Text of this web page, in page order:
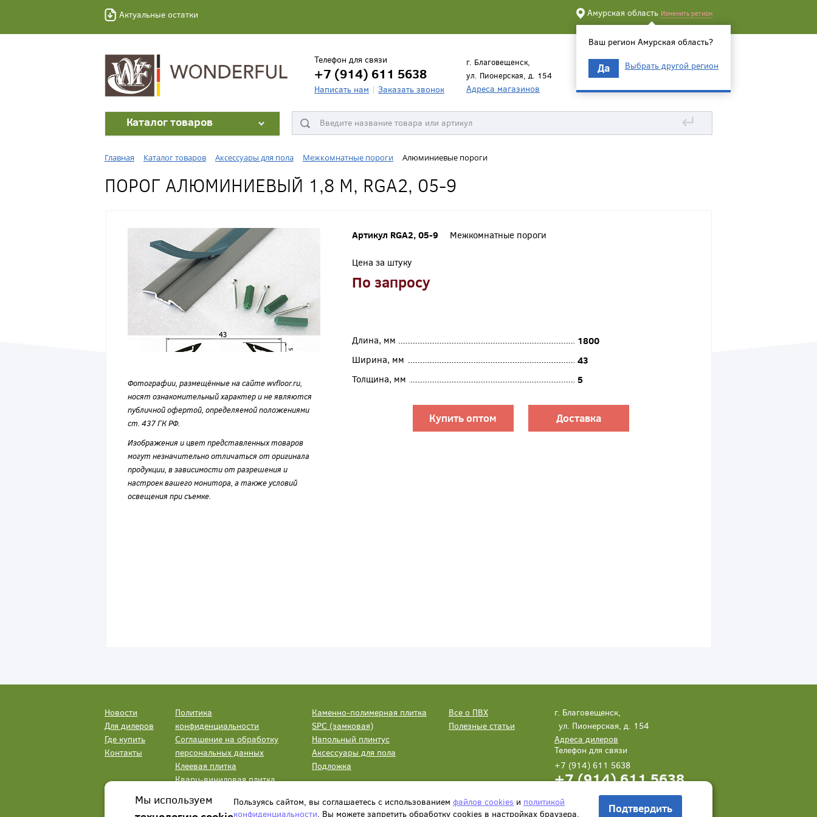
Актуальные остатки Амурская область Изменить регион
Ваш регион Амурская область?
Да Выбрать другой регион
Телефон для связи
+7 (914) 611 5638
Написать нам Заказать звонок
г. Благовещенск,
ул. Пионерская, д. 154
Адреса магазинов
Каталог товаров ↵
Главная Каталог товаров Аксессуары для пола Межкомнатные пороги Алюминиевые пороги
ПОРОГ АЛЮМИНИЕВЫЙ 1,8 М, RGA2, 05-9
Фотографии, размещённые на сайте wvfloor.ru,
носят ознакомительный характер и не являются
публичной офертой, определяемой положениями
ст. 437 ГК РФ.
Изображения и цвет представленных товаров
могут незначительно отличаться от оригинала
продукции, в зависимости от разрешения и
настроек вашего монитора, а также условий
освещения при съемке.
Артикул RGA2, 05-9 Межкомнатные пороги
Цена за штуку
По запросу
Длина, мм
1800
Ширина, мм
43
Толщина, мм
5
Купить оптом Доставка
Новости
Для дилеров
Где купить
Контакты
Политика
конфиденциальности
Соглашение на обработку
персональных данных
Клеевая плитка
Кварц-виниловая плитка
Каменно-полимерная плитка
SPC (замковая)
Напольный плинтус
Аксессуары для пола
Подложка
Все о ПВХ
Полезные статьи
г. Благовещенск,
ул. Пионерская, д. 154
Адреса дилеров
Телефон для связи
+7 (914) 611 5638
+7 (914) 611 5638
Написать нам Заказать звонок
Мы используем
Пользуясь сайтом, вы соглашаетесь с использованием файлов cookies и политикой
конфиденциальности. Вы можете запретить обработку сookies в настройках браузера. Подтвердить